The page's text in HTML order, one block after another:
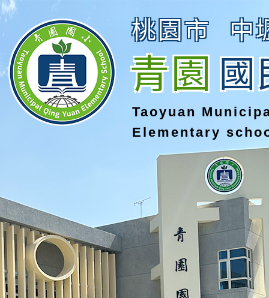
桃園市 中
青園國
Taoyuan
Elementary